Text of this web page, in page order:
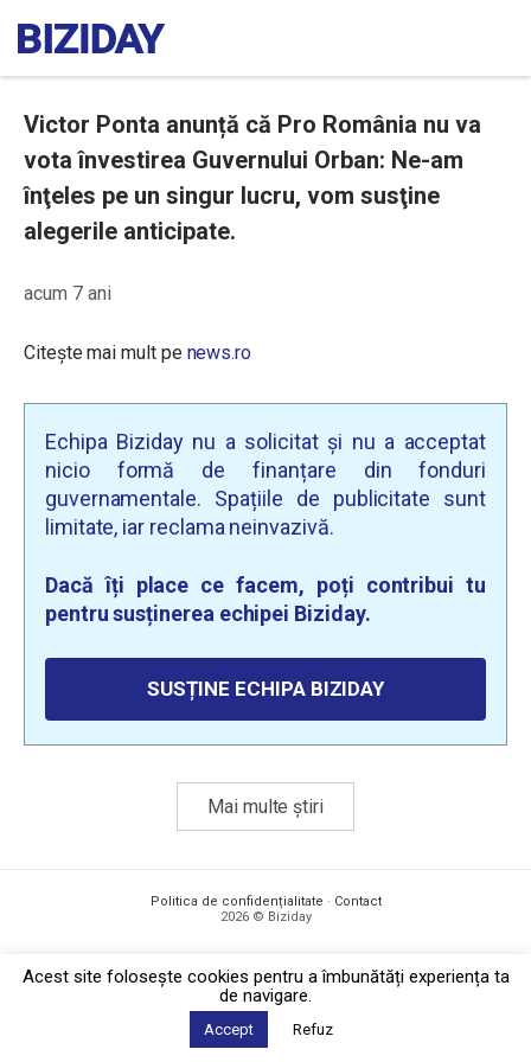
Victor Ponta anunță că Pro România nu va
vota învestirea Guvernului Orban: Ne-am
înţeles pe un singur lucru, vom susţine
alegerile anticipate.
acum 7 ani
Citește mai mult pe news.ro
Echipa Biziday nu a solicitat și nu a acceptat
nicio formă de finanțare din fonduri
guvernamentale. Spațiile de publicitate sunt
limitate, iar reclama neinvazivă.
Dacă îți place ce facem, poți contribui tu
pentru susținerea echipei Biziday.
SUSȚINE ECHIPA BIZIDAY
Mai multe știri
Politica de confidențialitate · Contact
2026 © Biziday
Acest site foloseşte cookies pentru a îmbunătăți experiența ta
de navigare.
Accept Refuz